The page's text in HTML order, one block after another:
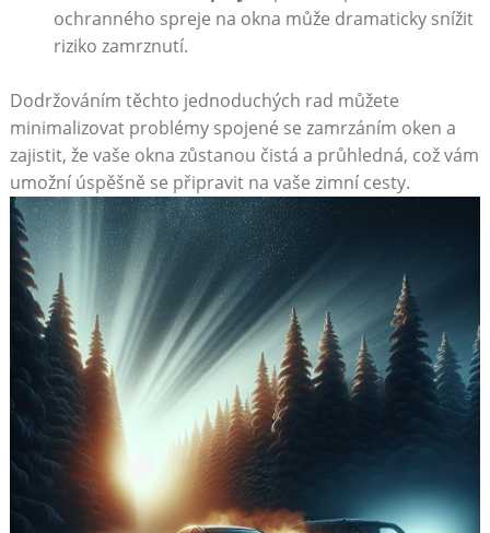
ochranného⁤ spreje na okna může ‌dramaticky snížit
riziko zamrznutí.
Dodržováním těchto jednoduchých rad můžete
minimalizovat ‌problémy spojené se zamrzáním oken a
zajistit, že vaše okna zůstanou ⁤čistá a průhledná, což vám
umožní úspěšně se připravit na vaše zimní cesty.